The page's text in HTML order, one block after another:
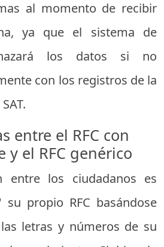
al momento de recibir
ya que el sistema de
los datos si no
con los registros de la
entre el RFC con
y el RFC genérico
entre los ciudadanos es
propio RFC basándose
letras y números de su